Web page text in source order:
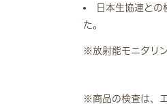
日本生協連と
た。
※放射能モニタリ
※商品の検査は、